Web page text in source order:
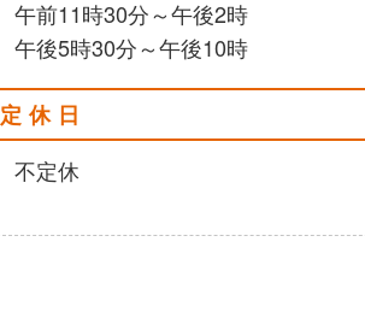
午前11時30分～午後2時
午後5時30分～午後10時
定休日
不定休